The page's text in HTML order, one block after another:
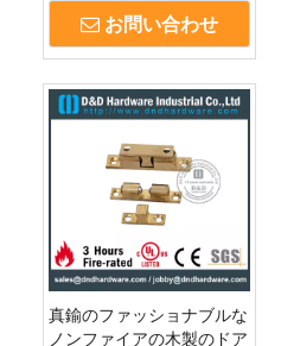
お問い合わせ
真鍮のファッショナブルな
ノンファイアの木製のドア